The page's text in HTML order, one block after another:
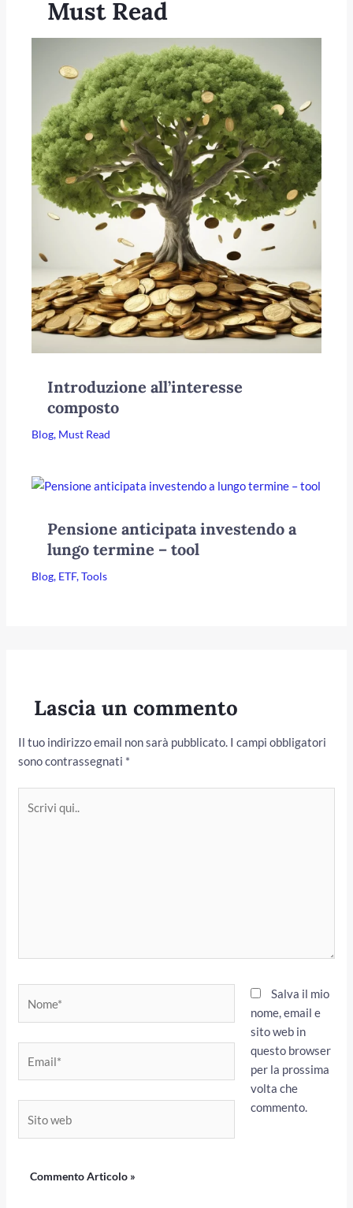
Must Read
Introduzione all’interesse
composto
Blog, Must Read
Pensione anticipata investendo a
lungo termine – tool
Blog, ETF,Tools
Lascia un commento
Il tuo indirizzo email non sarà pubblicato. I campi obbligatori
sono contrassegnati *
qui..
web
Salva il mio
nome, email e
sito web in
questo browser
per la prossima
volta che
commento.